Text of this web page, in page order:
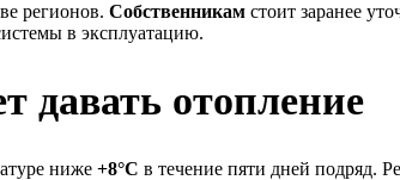
регионов. Собственникам стоит заранее
в эксплуатацию.
давать отопление
ниже +8°C в течение пяти дней подряд.